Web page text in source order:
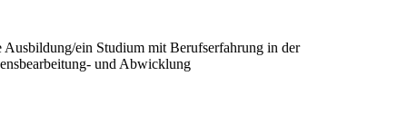
ein Studium mit Berufserfahrung in der
und Abwicklung